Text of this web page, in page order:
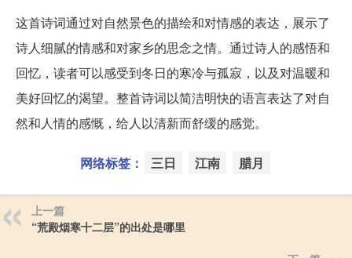
这首诗词通过对自然景色的描绘和对情感的表达，展示了
诗人细腻的情感和对家乡的思念之情。通过诗人的感悟和
回忆，读者可以感受到冬日的寒冷与孤寂，以及对温暖和
美好回忆的渴望。整首诗词以简洁明快的语言表达了对自
然和人情的感慨，给人以清新而舒缓的感觉。
网络标签： 三日 江南 腊月
上一篇
“荒殿烟寒十二层”的出处是哪里